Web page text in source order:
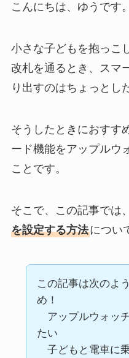
こんにちは、ゆうです。
小さな子どもを抱っこ
改札を通るとき、スマ
り出すのはちょっとし
そうしたときにおすす
ード機能をアップルウ
ことです。
そこで、この記事では、
を設定する方法につい
この記事は次のよ
め！
アップルウォッ
たい
子どもと電車に